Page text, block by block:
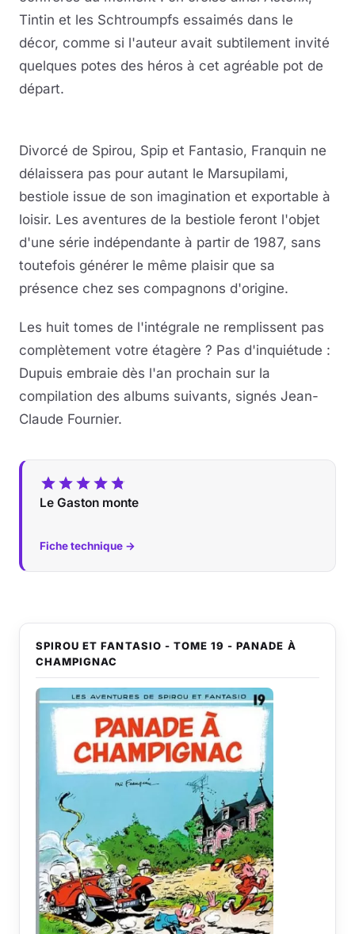
Tintin et les Schtroumpfs essaimés dans le
décor, comme si l'auteur avait subtilement invité
quelques potes des héros à cet agréable pot de
départ.
Divorcé de Spirou, Spip et Fantasio, Franquin ne
délaissera pas pour autant le Marsupilami,
bestiole issue de son imagination et exportable à
loisir. Les aventures de la bestiole feront l'objet
d'une série indépendante à partir de 1987, sans
toutefois générer le même plaisir que sa
présence chez ses compagnons d'origine.
Les huit tomes de l'intégrale ne remplissent pas
complètement votre étagère ? Pas d'inquiétude :
Dupuis embraie dès l'an prochain sur la
compilation des albums suivants, signés Jean-
Claude Fournier.
Le Gaston monte
Fiche technique →
SPIROU ET FANTASIO - TOME 19 - PANADE À
CHAMPIGNAC